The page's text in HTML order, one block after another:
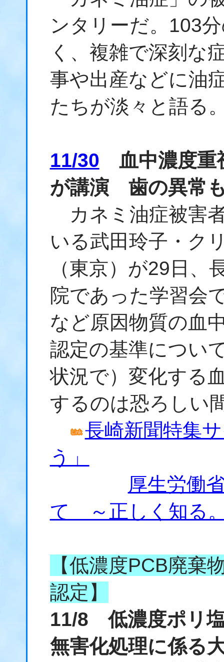
ンタリーだ。103
く、複雑で深刻な
事や出産などに油
たちが淡々と語る
11/30 血中濃度重
が講演 歯の異常
カネミ油症被害
いる武田玲子・ク
（東京）が29日、
院であった学習会
など原因物質の血
認定の基準につい
状況で）変化する
するのは恐ろしい
長崎新聞特集
う」
厚生労働
て ～正しく知る
【低濃度PCB廃棄
認定】
11/8 低濃度ポリ
無害化処理に係る